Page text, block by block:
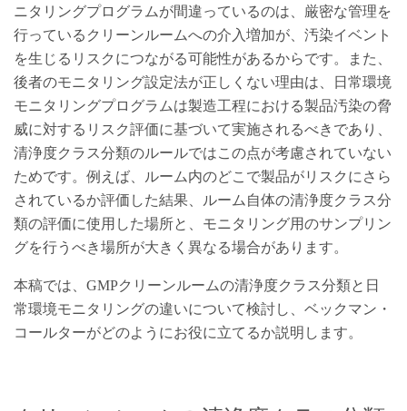
ニタリングプログラムが間違っているのは、厳密な管理を
行っているクリーンルームへの介入増加が、汚染イベント
を生じるリスクにつながる可能性があるからです。また、
後者のモニタリング設定法が正しくない理由は、日常環境
モニタリングプログラムは製造工程における製品汚染の脅
威に対するリスク評価に基づいて実施されるべきであり、
清浄度クラス分類のルールではこの点が考慮されていない
ためです。例えば、ルーム内のどこで製品がリスクにさら
されているか評価した結果、ルーム自体の清浄度クラス分
類の評価に使用した場所と、モニタリング用のサンプリン
グを行うべき場所が大きく異なる場合があります。
本稿では、GMPクリーンルームの清浄度クラス分類と日
常環境モニタリングの違いについて検討し、ベックマン・
コールターがどのようにお役に立てるか説明します。